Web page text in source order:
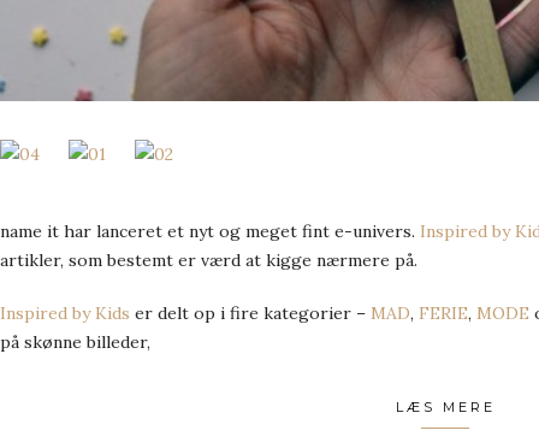
name it har lanceret et nyt og meget fint e-univers. Inspired by
artikler, som bestemt er værd at kigge nærmere på.
Inspired by Kids er delt op i fire kategorier – MAD, FERIE, MODE
på skønne billeder,
LÆS MERE